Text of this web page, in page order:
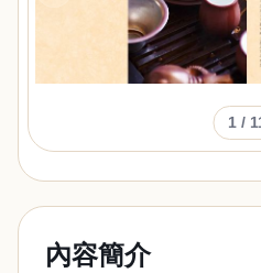
1/
內容簡介